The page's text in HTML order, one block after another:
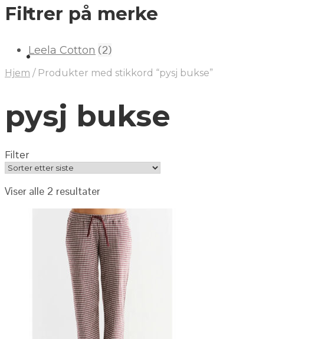
Filtrer på merke
Leela Cotton (2)
Hjem /Produkter med stikkord “pysj bukse”
pysj bukse
Filter
Viser alle 2 resultater